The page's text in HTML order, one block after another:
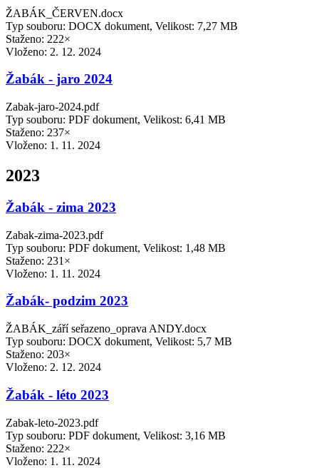
ŽABÁK_ČERVEN.docx
Typ souboru: DOCX dokument, Velikost: 7,27 MB
Staženo: 222×
Vloženo: 2. 12. 2024
Žabák - jaro 2024
Zabak-jaro-2024.pdf
Typ souboru: PDF dokument, Velikost: 6,41 MB
Staženo: 237×
Vloženo: 1. 11. 2024
2023
Žabák - zima 2023
Zabak-zima-2023.pdf
Typ souboru: PDF dokument, Velikost: 1,48 MB
Staženo: 231×
Vloženo: 1. 11. 2024
Žabák- podzim 2023
ŽABÁK_září seřazeno_oprava ANDY.docx
Typ souboru: DOCX dokument, Velikost: 5,7 MB
Staženo: 203×
Vloženo: 2. 12. 2024
Žabák - léto 2023
Zabak-leto-2023.pdf
Typ souboru: PDF dokument, Velikost: 3,16 MB
Staženo: 222×
Vloženo: 1. 11. 2024